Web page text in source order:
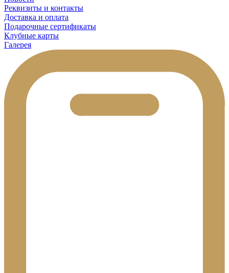
Реквизиты и контакты
Доставка и оплата
Подарочные сертификаты
Клубные карты
Галерея